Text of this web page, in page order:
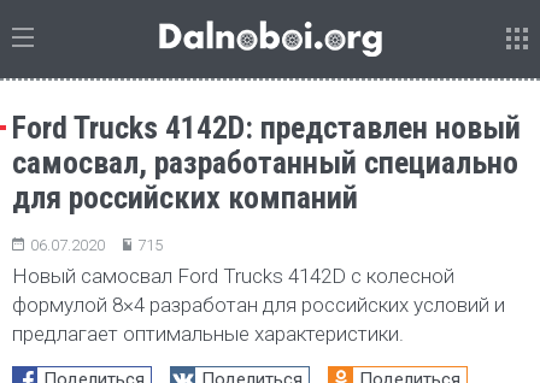
Ford Trucks 4142D: представлен новый
самосвал, разработанный специально
для российских компаний
06.07.2020 715
Новый самосвал Ford Trucks 4142D с колесной
формулой 8×4 разработан для российских условий и
предлагает оптимальные характеристики.